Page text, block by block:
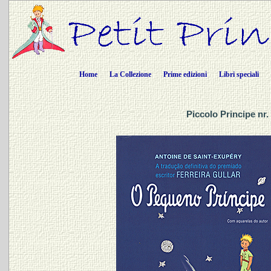
Home La Collezione Prime edizioni Libri speciali
Piccolo Principe nr.